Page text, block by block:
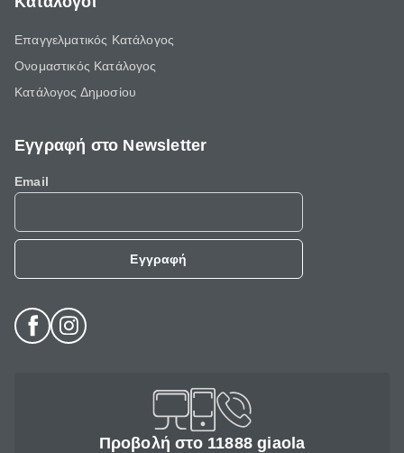
Επαγγελματικός Κατάλογος
Ονομαστικός Κατάλογος
Κατάλογος Δημοσίου
Εγγραφή στο Newsletter
Email
Εγγραφή
Προβολή στο 11888 giaola